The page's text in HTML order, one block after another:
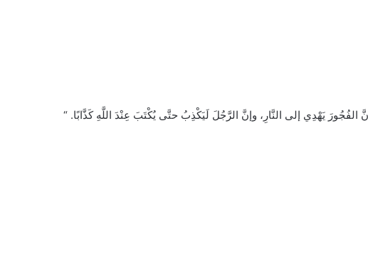
يَهْدِي إلى النَّارِ، وإنَّ الرَّجُلَ لَيَكْذِبُ حتَّى يُكْتَبَ عِنْدَ اللَّهِ كَذَّابًا. “